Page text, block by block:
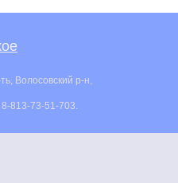
Волосовский р-н,
813-73-51-703.